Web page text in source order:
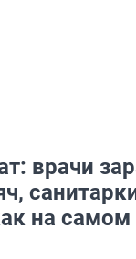
врачи
на самом